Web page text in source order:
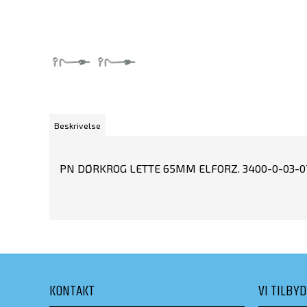
Beskrivelse
PN DØRKROG LETTE 65MM ELFORZ. 3400-0-03-
KONTAKT VI